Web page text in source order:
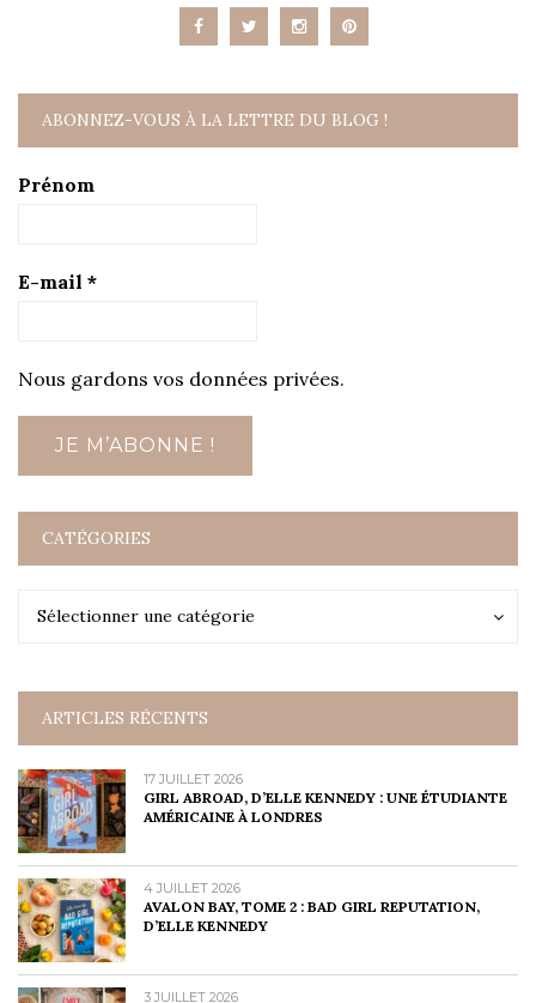
ABONNEZ-VOUS À LA LETTRE DU BLOG !
Prénom
E-mail *
Nous gardons vos données privées.
CATÉGORIES
Sélectionner une catégorie
Catégories
ARTICLES RÉCENTS
17 JUILLET 2026
GIRL ABROAD, D’ELLE KENNEDY : UNE ÉTUDIANTE
AMÉRICAINE À LONDRES
4 JUILLET 2026
AVALON BAY, TOME 2 : BAD GIRL REPUTATION,
D’ELLE KENNEDY
3 JUILLET 2026